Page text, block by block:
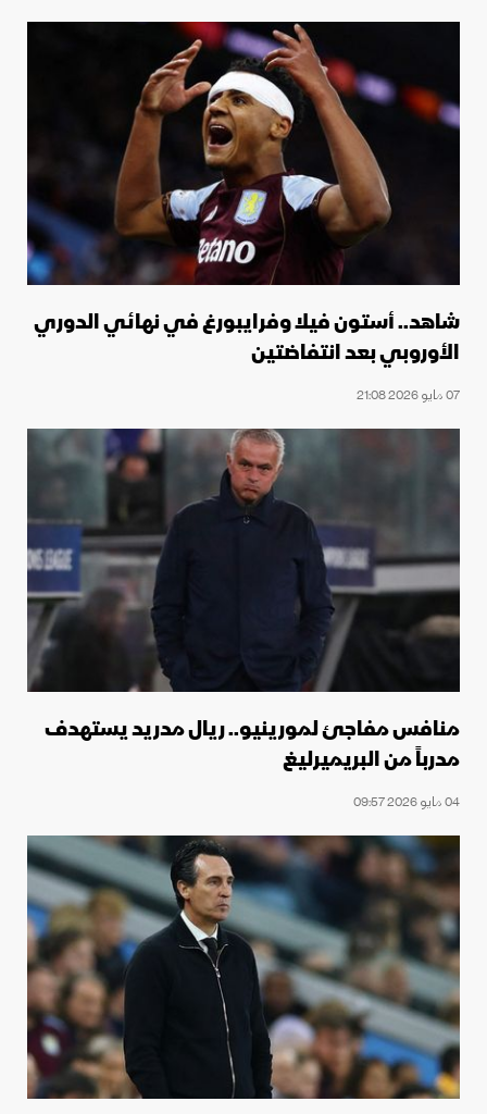
شاهد.. أستون فيلا وفرايبورغ في نهائي الدوري
الأوروبي بعد انتفاضتين
07 مايو 2026 21:08
منافس مفاجئ لمورينيو.. ريال مدريد يستهدف
مدرباً من البريميرليغ
04 مايو 2026 09:57